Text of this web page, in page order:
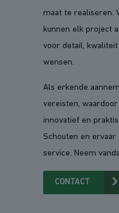
maat te realiseren.
kunnen elk project
voor detail,
wensen.
Als erkende
vereisten,
innovatief en
Schouten en
service. Neem
CONTACT